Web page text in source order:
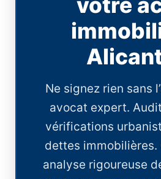
votre
Ne signez rien sans
avocat expert.
vérifications
dettes immobilières.
analyse rigoureuse